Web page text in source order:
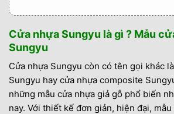
Cửa nhựa Sungyu là gì ? Mẫu
Sungyu
Cửa nhựa Sungyu còn có tên gọi khác
Sungyu hay cửa nhựa composite
những mẫu cửa nhựa giả gỗ phổ biến
nay. Với thiết kế đơn giản, hiện đại,